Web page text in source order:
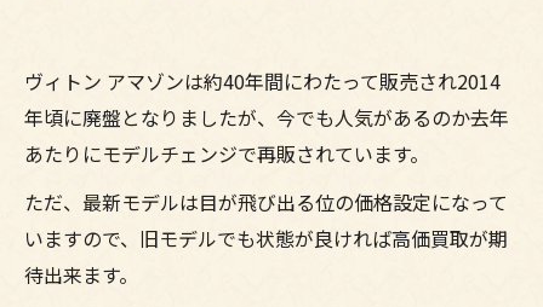
ヴィトン アマゾンは約40年間にわたって販売され2014
年頃に廃盤となりましたが、今でも人気があるのか去年
あたりにモデルチェンジで再販されています。
ただ、最新モデルは目が飛び出る位の価格設定になって
いますので、旧モデルでも状態が良ければ高価買取が期
待出来ます。